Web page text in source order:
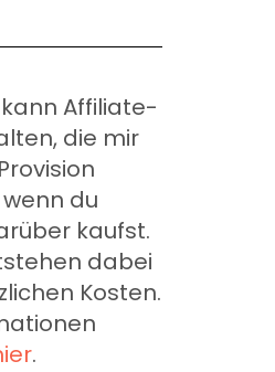
Affiliate-
die mir
du
kaufst.
dabei
Kosten.
.